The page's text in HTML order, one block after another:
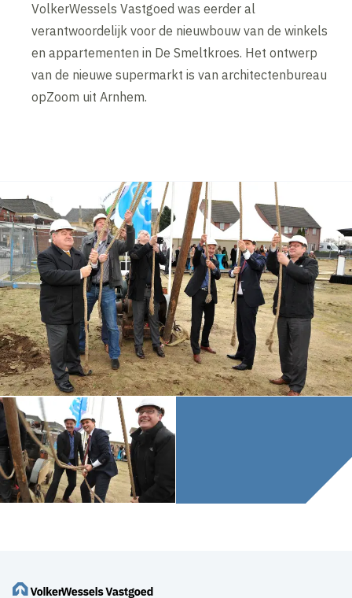
VolkerWessels Vastgoed was eerder al
verantwoordelijk voor de nieuwbouw van de winkels
en appartementen in De Smeltkroes. Het ontwerp
van de nieuwe supermarkt is van architectenbureau
opZoom uit Arnhem.